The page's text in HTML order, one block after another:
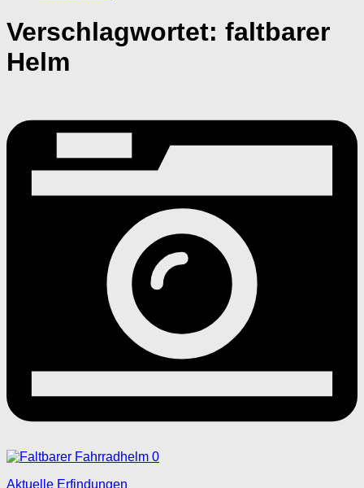
Verschlagwortet: faltbarer
Helm
0
Aktuelle Erfindungen